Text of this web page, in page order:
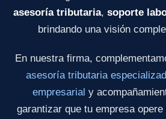
asesoría tributaria, soporte
brindando una visión
En nuestra firma,
asesoría tributaria
empresarial y
garantizar que tu empresa